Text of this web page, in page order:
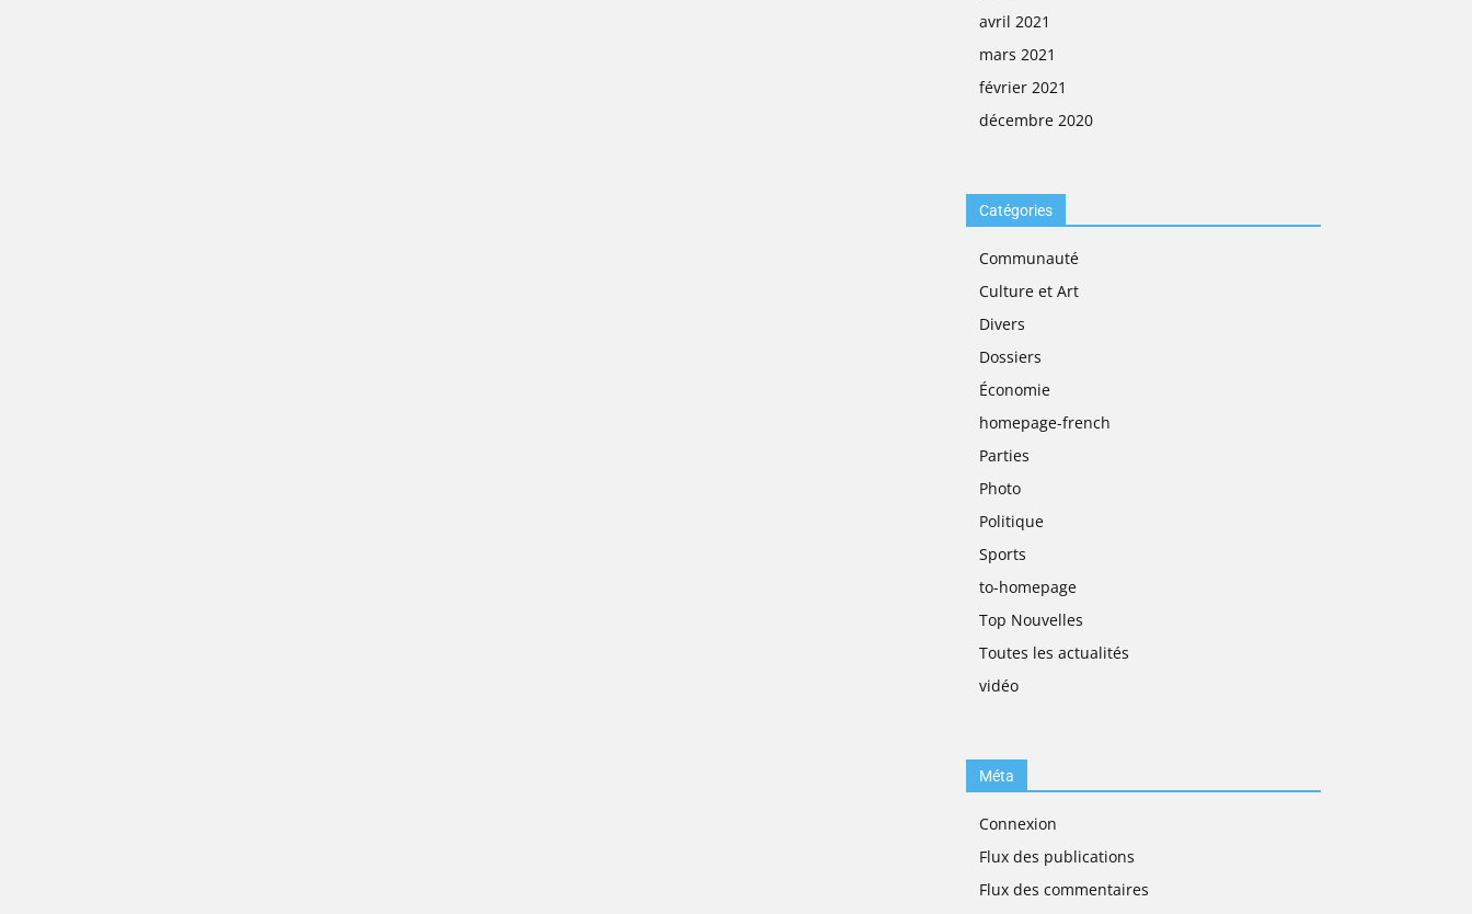
avril 2021
mars 2021
février 2021
décembre 2020
Catégories
Communauté
Culture et Art
Divers
Dossiers
Économie
homepage-french
Parties
Photo
Politique
Sports
to-homepage
Top Nouvelles
Toutes les actualités
vidéo
Méta
Connexion
Flux des publications
Flux des commentaires